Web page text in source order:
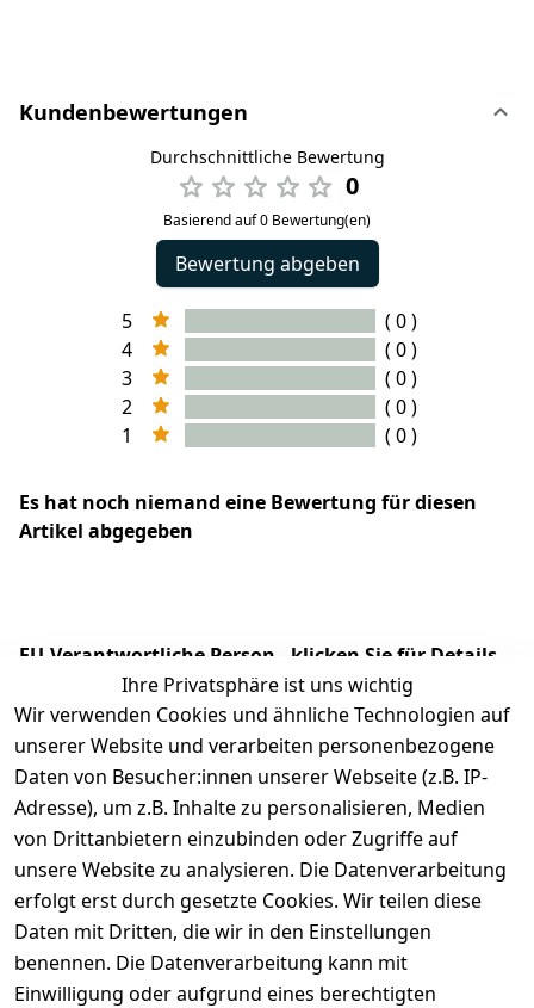
Kundenbewertungen
Durchschnittliche Bewertung
0
Basierend auf 0 Bewertung(en)
Bewertung abgeben
5
( 0 )
4
( 0 )
3
( 0 )
2
( 0 )
1
( 0 )
Es hat noch niemand eine Bewertung für diesen
Artikel abgegeben
EU-Verantwortliche Person - klicken Sie für Details
Ihre Privatsphäre ist uns wichtig
Wir verwenden Cookies und ähnliche Technologien auf
unserer Website und verarbeiten personenbezogene
Daten von Besucher:innen unserer Webseite (z.B. IP-
Adresse), um z.B. Inhalte zu personalisieren, Medien
von Drittanbietern einzubinden oder Zugriffe auf
unsere Website zu analysieren. Die Datenverarbeitung
erfolgt erst durch gesetzte Cookies. Wir teilen diese
Daten mit Dritten, die wir in den Einstellungen
benennen. Die Datenverarbeitung kann mit
Einwilligung oder aufgrund eines berechtigten
RechtlichesServices